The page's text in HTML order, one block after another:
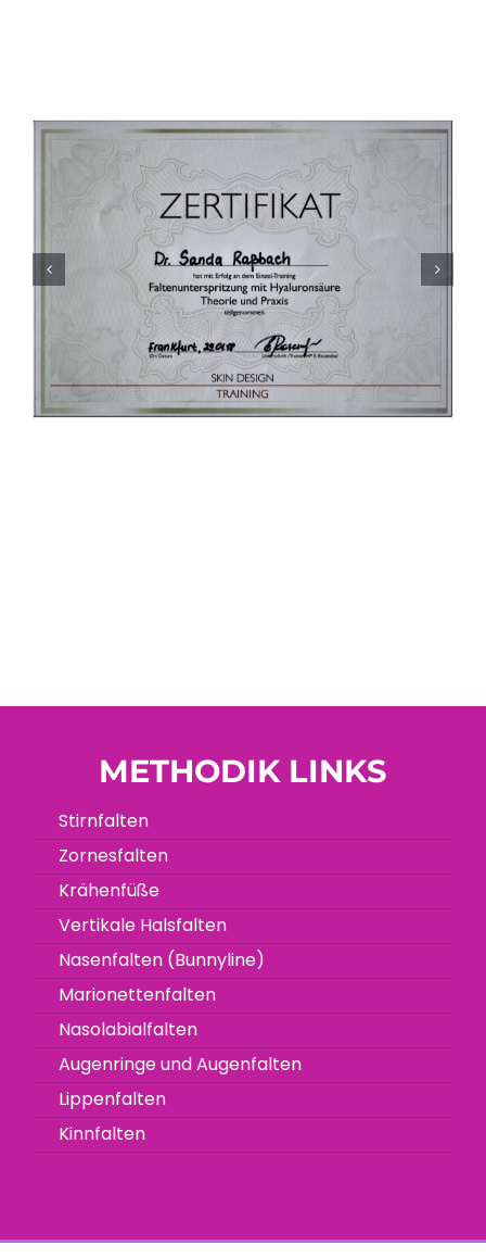
METHODIK LINKS
Stirnfalten
Zornesfalten
Krähenfüße
Vertikale Halsfalten
Nasenfalten (Bunnyline)
Marionettenfalten
Nasolabialfalten
Augenringe und Augenfalten
Lippenfalten
Kinnfalten